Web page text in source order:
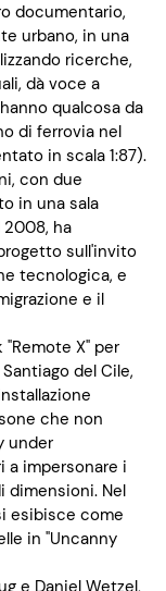
documentario,
urbano, in una
ricerche,
dà voce a
qualcosa da
di ferrovia nel
in scala 1:87).
con due
in una sala
2008, ha
sull'invito
tecnologica, e
e il
X" per
del Cile,
che non
under
impersonare i
Nel
esibisce come
in "Uncanny